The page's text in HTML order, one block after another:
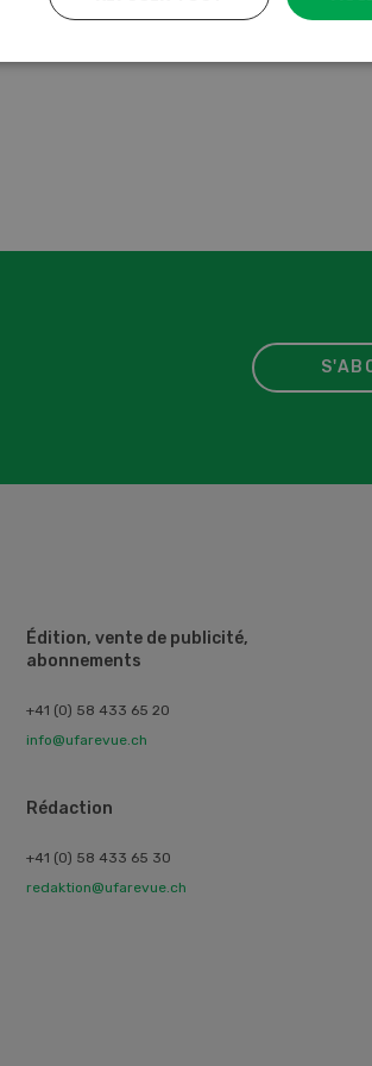
Édition, vente de publicité,
abonnements
+41 (0) 58 433 65 20
info@ufarevue.ch
Rédaction
+41 (0) 58 433 65 30
redaktion@ufarevue.ch